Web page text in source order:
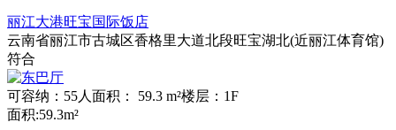
丽江大港旺宝国际饭店
云南省丽江市古城区香格里大道北段旺宝湖北(近丽江体育馆)
符合
可容纳：55人 面积： 59.3 m²楼层：1F
面积:59.3m²